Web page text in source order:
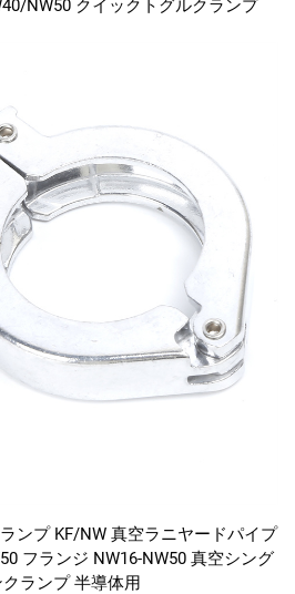
NW50 クイックトグルクランプ
ンプ KF/NW 真空ラニヤードパイプ
フランジ NW16-NW50 真空シング
ランプ 半導体用